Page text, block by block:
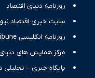
حرفه‌ای و روزآمد پوشش
روزنامه دنیای اقتصاد
سایت خبری اقتصاد
روزنامه انگلیسی Financial Tribune
مرکز همایش های
پایگاه خبری –